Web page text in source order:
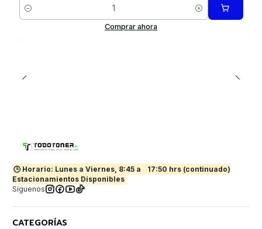
Cantidad
Comprar ahora
🕒 Horario: Lunes a Viernes, 8:45 a
17:50 hrs (continuado)
Estacionamientos Disponibles
Síguenos
CATEGORÍAS